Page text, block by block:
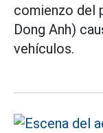
comienzo del
Dong Anh)
vehículos.